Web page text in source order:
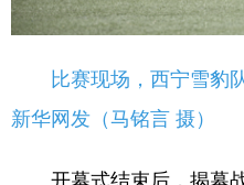
比赛现场，西宁雪豹
新华网发（马铭言 摄）
开幕式结束后，揭幕战